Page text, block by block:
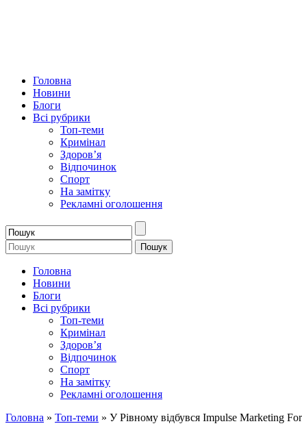
Головна
Новини
Блоги
Всі рубрики
Топ-теми
Кримінал
Здоров’я
Відпочинок
Спорт
На замітку
Рекламні оголошення
Головна
Новини
Блоги
Всі рубрики
Топ-теми
Кримінал
Здоров’я
Відпочинок
Спорт
На замітку
Рекламні оголошення
Головна » Топ-теми » У Рівному відбувся Impulse Marketing